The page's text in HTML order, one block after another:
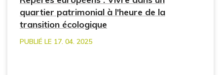
quartier patrimonial à l'heure de la
transition écologique
PUBLIÉ LE 17. 04. 2025